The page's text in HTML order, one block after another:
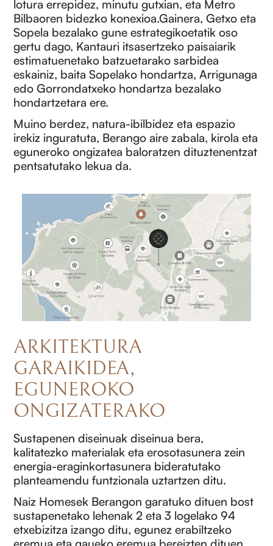
lotura errepidez, minutu gutxian, eta Metro
Bilbaoren bidezko konexioa.Gainera, Getxo eta
Sopela bezalako gune estrategikoetatik oso
gertu dago, Kantauri itsasertzeko paisaiarik
estimatuenetako batzuetarako sarbidea
eskainiz, baita Sopelako hondartza, Arrigunaga
edo Gorrondatxeko hondartza bezalako
hondartzetara ere.
Muino berdez, natura-ibilbidez eta espazio
irekiz inguratuta, Berango aire zabala, kirola eta
eguneroko ongizatea baloratzen dituztenentzat
pentsatutako lekua da.
ARKITEKTURA
GARAIKIDEA,
EGUNEROKO
ONGIZATERAKO
Sustapenen diseinuak diseinua bera,
kalitatezko materialak eta erosotasunera zein
energia-eraginkortasunera bideratutako
planteamendu funtzionala uztartzen ditu.
Naiz Homesek Berangon garatuko dituen bost
sustapenetako lehenak 2 eta 3 logelako 94
etxebizitza izango ditu, egunez erabiltzeko